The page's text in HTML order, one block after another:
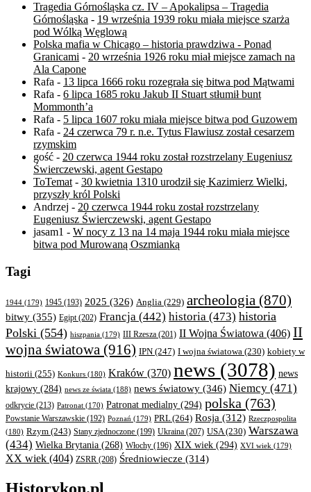
Tragedia Górnośląska cz. IV – Apokalipsa – Tragedia
Górnośląska - 19 września 1939 roku miała miejsce szarża
pod Wólką Węglową
Polska mafia w Chicago – historia prawdziwa - Ponad
Granicami - 20 września 1926 roku miał miejsce zamach na
Ala Capone
Rafa - 13 lipca 1666 roku rozegrała się bitwa pod Mątwami
Rafa - 6 lipca 1685 roku Jakub II Stuart stłumił bunt
Mommonth’a
Rafa - 5 lipca 1607 roku miała miejsce bitwa pod Guzowem
Rafa - 24 czerwca 79 r. n.e. Tytus Flawiusz został cesarzem
rzymskim
gość - 20 czerwca 1944 roku został rozstrzelany Eugeniusz
Świerczewski, agent Gestapo
ToTemat - 30 kwietnia 1310 urodził się Kazimierz Wielki,
przyszły król Polski
Andrzej - 20 czerwca 1944 roku został rozstrzelany
Eugeniusz Świerczewski, agent Gestapo
jasam1 - W nocy z 13 na 14 maja 1944 roku miała miejsce
bitwa pod Murowaną Oszmianką
Tagi
1944 (179) 1945 (193) 2025 (326) Anglia (229) archeologia (870)
bitwy (355) Egipt(202) Francja (442) historia (473) historia
Polski (554) hiszpania (179) III Rzesza (201) II Wojna Światowa (406) II
wojna światowa (916) IPN (247) I wojna światowa (230) kobiety w
historii (255) Konkurs (180) Kraków (370) news (3078) news
krajowy (284) news ze świata (188) news światowy (346) Niemcy (471)
odkrycie (213) Patronat (170) Patronat medialny (294) polska (763)
Powstanie Warszawskie (192) Poznań (179) PRL(264) Rosja (312) Rzeczpospolita
(180) Rzym (243) Stany zjednoczone (199) Ukraina (207) USA(230) Warszawa
(434) Wielka Brytania (268) Włochy (196) XIX wiek (294) XVI wiek (179)
XX wiek (404) ZSRR (208) Średniowiecze (314)